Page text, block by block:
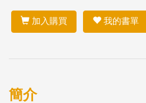
加入購買 我的書單
簡介